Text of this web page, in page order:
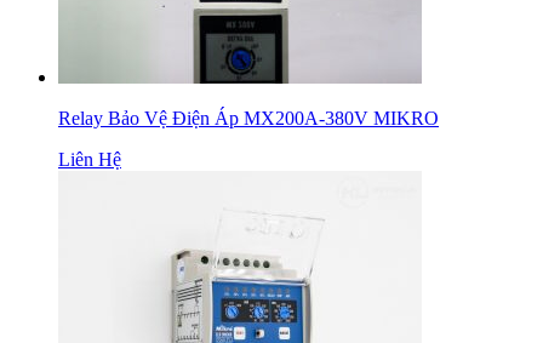
Relay Bảo Vệ Điện Áp MX200A-380V MIKRO
Liên Hệ